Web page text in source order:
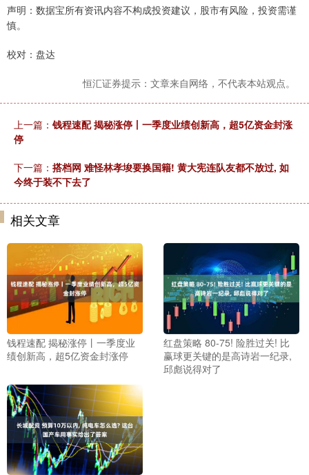
声明：数据宝所有资讯内容不构成投资建议，股市有风险，投资需谨
慎。
校对：盘达
恒汇证券提示：文章来自网络，不代表本站观点。
上一篇： 钱程速配 揭秘涨停丨一季度业绩创新高，超5亿资金封涨
停
下一篇： 搭档网 难怪林孝埈要换国籍! 黄大宪连队友都不放过, 如
今终于装不下去了
相关文章
钱程速配 揭秘涨停丨一季度业
绩创新高，超5亿资金封涨停
红盘策略 80-75! 险胜过关! 比
赢球更关键的是高诗岩一纪录,
邱彪说得对了